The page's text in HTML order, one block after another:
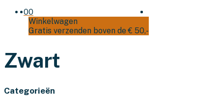
00
Winkelwagen
Gratis verzenden boven de € 50,-
Zwart
Categorieën